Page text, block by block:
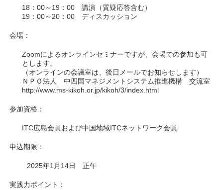
18：00～19：00 講演（質疑応答含む）
19：00～20：00 ディスカッション
会場：
Zoomによるオンラインセミナーですが、会場での参加も可
とします。
（オンラインの会議室は、後日メールでお知らせします）
ＮＰＯ法人 中四国マネジメントシステム推進機構 交流室
http://www.ms-kikoh.or.jp/kikoh/3/index.html
参加資格：
ITC広島会員および中国地域ITCネットワーク会員
申込期限：
2025年1月14日 正午
実践力ポイント：